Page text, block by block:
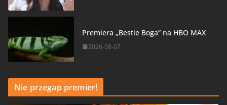
Premiera „Bestie Boga” na HBO MAX
2026-08-07
Nie przegap premier!